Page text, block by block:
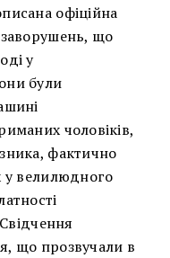
офіційна
що
у
були
чоловіків,
фактично
у велилюдного
Свідчення
що прозвучали в